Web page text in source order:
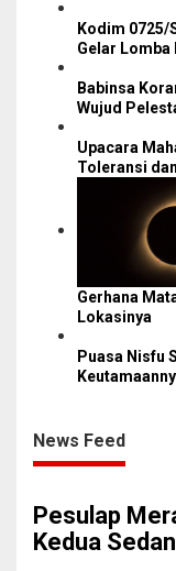
Kodim 0725/
Gelar Lomba
Babinsa
Wujud
Upacara
Toleransi
Gerhana
Lokasinya
Puasa Nisfu
News Feed
Pesulap
Kedua